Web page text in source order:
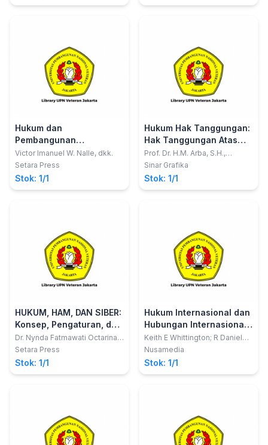
Hukum dan
Pembangunan
Berkelanjutan di
Indonesia
Victor Imanuel W. Nalle, dkk.
Setara Press
Stok: 1/1
Hukum Hak Tanggungan:
Hak Tanggungan Atas
Tanah dan Benda-Benda
di Atasnya
Prof. Dr. H.M. Arba, S.H.,
M.Hum. dan Diman Ade
Sinar Grafika
Stok: 1/1
HUKUM, HAM, DAN SIBER:
Konsep, Pengaturan, dan
Pelanggaran di Media
Sosial
Dr. Nynda Fatmawati Octarina,
S.H., M.H.
Setara Press
Stok: 1/1
Hukum Internasional dan
Hubungan Internasional:
Handbook Hukum dan
Politik
Keith E Whittington; R Daniel
Kelemen; Gregory A Caldeira
Nusamedia
Stok: 1/1